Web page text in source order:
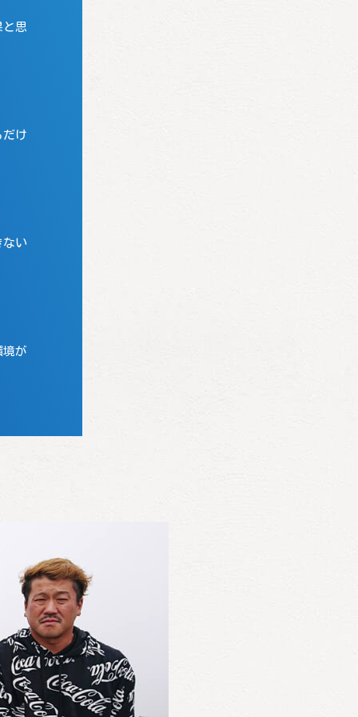
と思
だけ
ない
境が